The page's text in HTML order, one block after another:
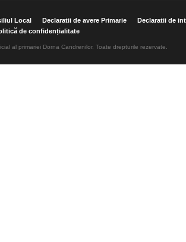
Local Declaratii de avere Primarie
Declaratii de
de confidențialitate
al primariei Dorna Candrenilor. Toate drepturile rezervate.